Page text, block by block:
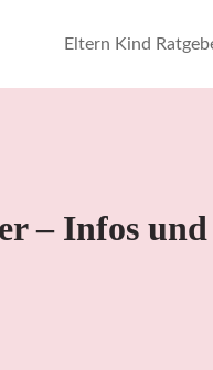
Eltern Kind
– Infos